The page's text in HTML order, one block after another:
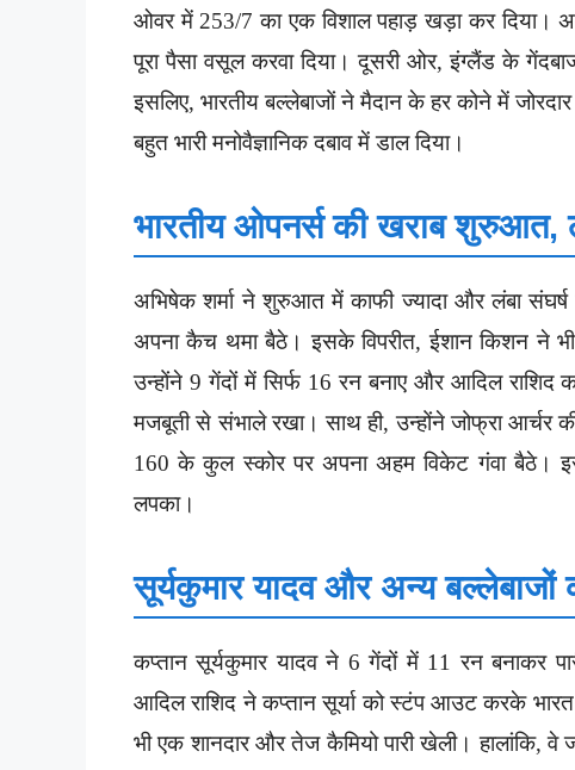
ओवर में 253/7 का एक विशाल पहाड़ खड़ा कर दिया।
पूरा पैसा वसूल करवा दिया। दूसरी ओर, इंग्लैंड के
इसलिए, भारतीय बल्लेबाजों ने मैदान के हर कोने में
बहुत भारी मनोवैज्ञानिक दबाव में डाल दिया।
भारतीय ओपनर्स की खराब शुरुआत,
अभिषेक शर्मा ने शुरुआत में काफी ज्यादा और लंबा
अपना कैच थमा बैठे। इसके विपरीत, ईशान किशन ने
उन्होंने 9 गेंदों में सिर्फ 16 रन बनाए और आदिल
मजबूती से संभाले रखा। साथ ही, उन्होंने जोफ्रा
160 के कुल स्कोर पर अपना अहम विकेट गंवा बैठे।
लपका।
सूर्यकुमार यादव और अन्य बल्लेबाजों
कप्तान सूर्यकुमार यादव ने 6 गेंदों में 11 रन बनाकर
आदिल राशिद ने कप्तान सूर्या को स्टंप आउट करके
भी एक शानदार और तेज कैमियो पारी खेली।